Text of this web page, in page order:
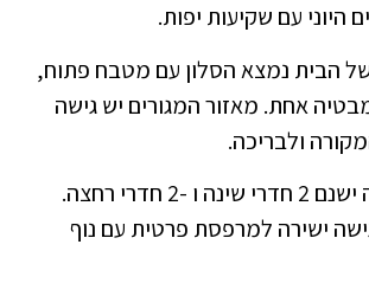
היוני עם שקיעות יפות.
הבית נמצא הסלון עם מטבח פתוח,
אחת. מאזור המגורים יש גישה
ולבריכה.
בקומה הראשונה ישנם 2 חדרי שינה ו -2 חדרי רחצה.
ישירה למרפסת פרטית עם נוף